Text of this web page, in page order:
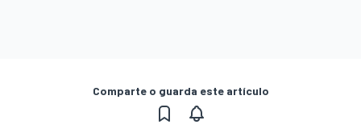
Comparte o guarda este artículo